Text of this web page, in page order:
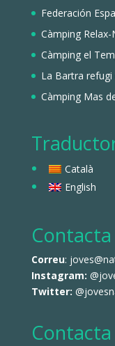
Federación
Càmping Relax-
Càmping el
La Bartra
Càmping Mas
Català
English
Correu:
Instagram:
Twitter: